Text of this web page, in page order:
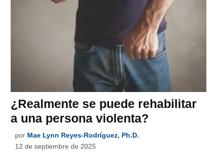
¿Realmente se puede rehabilitar
a una persona violenta?
por Mae Lynn Reyes-Rodríguez, Ph.D.
12 de septiembre de 2025